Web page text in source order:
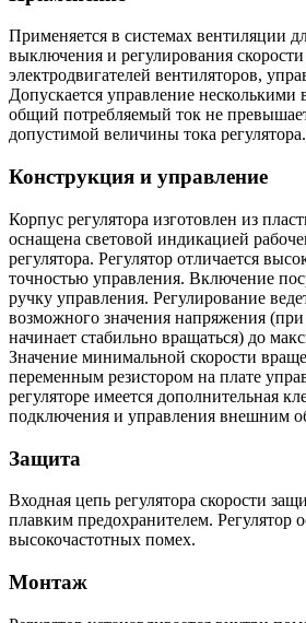
Применяется в системах вентиляции
выключения и регулирования
электродвигателей вентиляторов,
Допускается управление несколькими
общий потребляемый ток не
допустимой величины тока регулятора.
Конструкция и управление
Корпус регулятора изготовлен из
оснащена световой индикацией
регулятора. Регулятор отличается
точностью управления. Включение
ручку управления. Регулирование
возможного значения напряжения
начинает стабильно вращаться) до
Значение минимальной скорости
переменным резистором на плате
регуляторе имеется дополнительная
подключения и управления внешним
Защита
Входная цепь регулятора скорости
плавким предохранителем. Регулятор
высокочастотных помех.
Монтаж